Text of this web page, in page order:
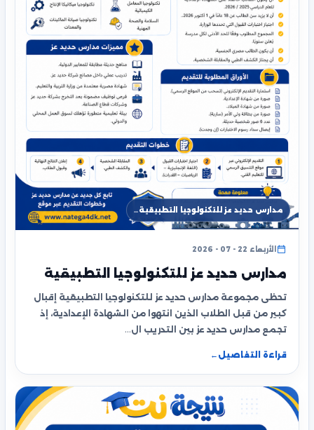
مدارس حديد عز للتكنولوجيا التطبيقية…
الأربعاء 22 - 07 - 2026
مدارس حديد عز للتكنولوجيا التطبيقية
تحظى مجموعة مدارس حديد عز للتكنولوجيا التطبيقية إقبال
كبير من قبل الطلاب الذين انتهوا من الشهادة الإعدادية، إذ
تجمع مدارس حديد عز بين التدريب ال…
قراءة التفاصيل ←